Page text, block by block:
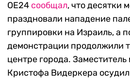
OE24 сообщал, что десятки
праздновали нападение
группировки на Израиль, а
демонстрации продолжили
центре города.
Кристофа Видеркера